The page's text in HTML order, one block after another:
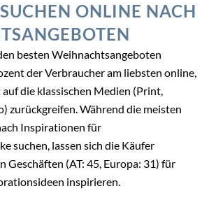
ONLINE NACH
besten Weihnachtsangeboten
der Verbraucher am liebsten online,
die klassischen Medien (Print,
zurückgreifen. Während die meisten
Inspirationen für
suchen, lassen sich die Käufer
Geschäften (AT: 45, Europa: 31) für
inspirieren.